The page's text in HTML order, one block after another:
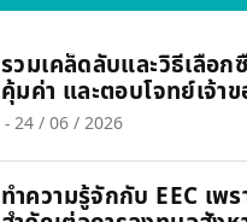
รวมเคล็ดลับและวิธีเลือก
คุ้มค่า และตอบโจทย์เจ้า
-24 / 06 / 2026
ทำความรู้จักกับ EEC เพร